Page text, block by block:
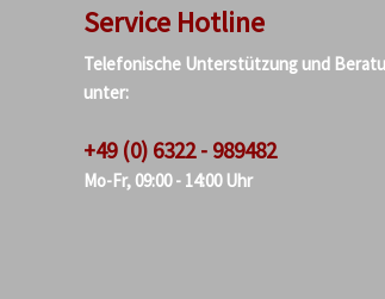
Service Hotline
Telefonische Unterstützung und
unter:
+49 (0) 6322 - 989482
Mo-Fr, 09:00 - 14:00 Uhr